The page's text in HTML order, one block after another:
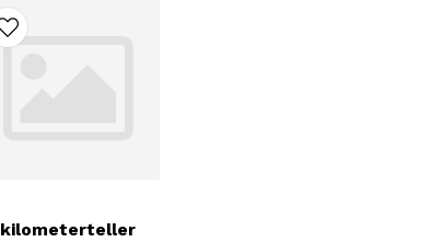
kilometerteller